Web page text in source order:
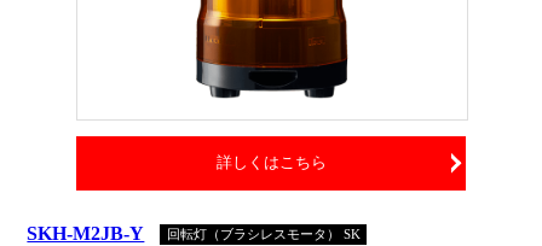
詳しくはこちら
SKH-M2JB-Y 回転灯（ブラシレスモータ） SK